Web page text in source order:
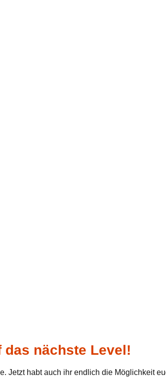
das nächste Level!
Jetzt habt auch ihr endlich die Möglichkeit